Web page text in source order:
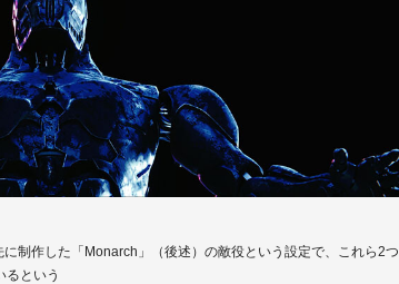
制作した「Monarch」（後述）の敵役という設定で、これら2つ
るという